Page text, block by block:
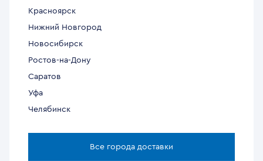
Красноярск
Нижний Новгород
Новосибирск
Ростов-на-Дону
Саратов
Уфа
Челябинск
Все города доставки